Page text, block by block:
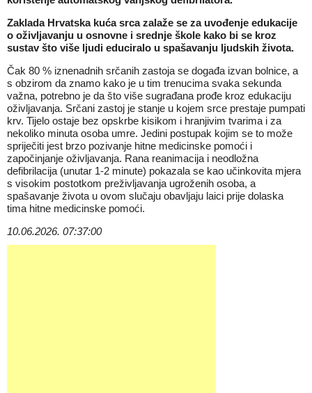
Zaklada Hrvatska kuća srca zalaže se za uvođenje edukacije
o oživljavanju u osnovne i srednje škole kako bi se kroz
sustav što više ljudi educiralo u spašavanju ljudskih života.
Čak 80 % iznenadnih srčanih zastoja se događa izvan bolnice, a
s obzirom da znamo kako je u tim trenucima svaka sekunda
važna, potrebno je da što više sugrađana prođe kroz edukaciju
oživljavanja. Srčani zastoj je stanje u kojem srce prestaje pumpati
krv. Tijelo ostaje bez opskrbe kisikom i hranjivim tvarima i za
nekoliko minuta osoba umre. Jedini postupak kojim se to može
spriječiti jest brzo pozivanje hitne medicinske pomoći i
započinjanje oživljavanja. Rana reanimacija i neodložna
defibrilacija (unutar 1-2 minute) pokazala se kao učinkovita mjera
s visokim postotkom preživljavanja ugroženih osoba, a
spašavanje života u ovom slučaju obavljaju laici prije dolaska
tima hitne medicinske pomoći.
10.06.2026. 07:37:00